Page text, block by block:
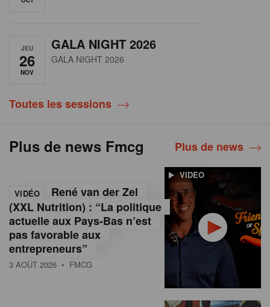
JEU
26
NOV
GALA NIGHT 2026
GALA NIGHT 2026
Toutes les sessions
Plus de news Fmcg Plus de news
VIDEO
VIDÉO
René van der Zel
(XXL Nutrition) : “La politique
actuelle aux Pays-Bas n’est
pas favorable aux
entrepreneurs”
3 AOÛT 2026 • FMCG